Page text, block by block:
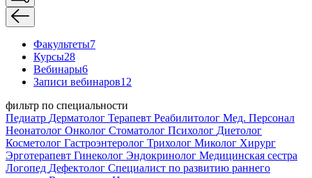
Факультеты7
Курсы28
Вебинары6
Записи вебинаров12
фильтр по специальности
Педиатр Дерматолог Терапевт Реабилитолог Мед. Персонал
Неонатолог Онколог Стоматолог Психолог Диетолог
Косметолог Гастроэнтеролог Трихолог Миколог Хирург
Эрготерапевт Гинеколог Эндокринолог Медицинская сестра
Логопед Дефектолог Специалист по развитию раннего